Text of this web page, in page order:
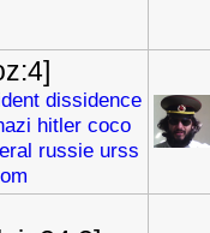
dissidence
hitler coco
russie urss